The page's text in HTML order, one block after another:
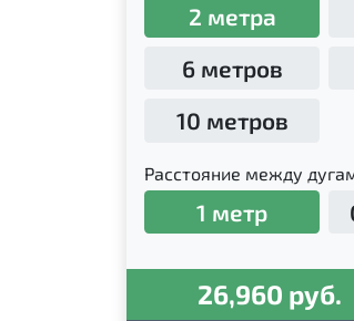
2 метра
6 метров
10 метров
Расстояние между
1 метр
26,960 руб.